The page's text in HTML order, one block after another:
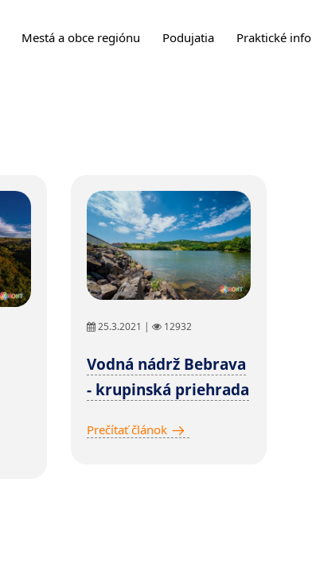
Mestá a obce regiónu Podujatia Praktické info
25.3.2021 | 12932
Vodná nádrž Bebrava
- krupinská priehrada
Prečítať článok